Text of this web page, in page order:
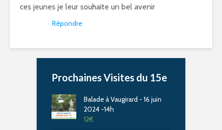
ces jeunes je leur souhaite un bel avenir
Répondre
Prochaines Visites du 15e
Balade à Vaugirard - 16 juin
2024 -14h
12€